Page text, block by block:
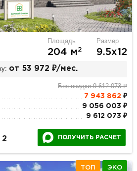
Площадь
204 м2
Размер
9.5х12
от 53 972 ₽/мес.
Без скидки 9 612 073 ₽
7 943 862 ₽
9 056 003 ₽
9 612 073 ₽
2 ПОЛУЧИТЬ РАСЧЕТ
ТОП ЭКО